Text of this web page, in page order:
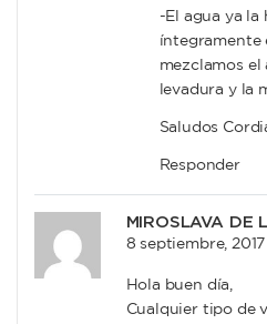
-El agua ya la
íntegramente
mezclamos
levadura y la
Saludos
Responder
MIROSLAVA DE
8 septiembre,
Hola buen día,
Cualquier tipo de